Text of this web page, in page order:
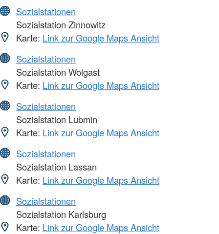
Sozialstationen
Sozialstation Zinnowitz
Karte: Link zur Google Maps Ansicht
Sozialstationen
Sozialstation Wolgast
Karte: Link zur Google Maps Ansicht
Sozialstationen
Sozialstation Lubmin
Karte: Link zur Google Maps Ansicht
Sozialstationen
Sozialstation Lassan
Karte: Link zur Google Maps Ansicht
Sozialstationen
Sozialstation Karlsburg
Karte: Link zur Google Maps Ansicht